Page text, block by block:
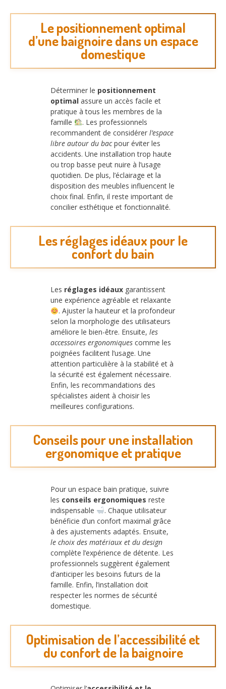
Le positionnement optimal
d’une baignoire dans un espace
domestique
Déterminer le positionnement
optimal assure un accès facile et
pratique à tous les membres de la
famille
. Les professionnels
recommandent de considérer l’espace
libre autour du bacpour éviter les
accidents. Une installation trop haute
ou trop basse peut nuire à l’usage
quotidien. De plus, l’éclairage et la
disposition des meubles influencent le
choix final. Enfin, il reste important de
concilier esthétique et fonctionnalité.
Les réglages idéaux pour le
confort du bain
Les réglages idéaux garantissent
une expérience agréable et relaxante
. Ajuster la hauteur et la profondeur
selon la morphologie des utilisateurs
améliore le bien-être. Ensuite, les
accessoires ergonomiques comme les
poignées facilitent l’usage. Une
attention particulière à la stabilité et à
la sécurité est également nécessaire.
Enfin, les recommandations des
spécialistes aident à choisir les
meilleures configurations.
Conseils pour une installation
ergonomique et pratique
Pour un espace bain pratique, suivre
les conseils ergonomiques reste
indispensable
. Chaque utilisateur
bénéficie d’un confort maximal grâce
à des ajustements adaptés. Ensuite,
le choix des matériaux et du design
complète l’expérience de détente. Les
professionnels suggèrent également
d’anticiper les besoins futurs de la
famille. Enfin, l’installation doit
respecter les normes de sécurité
domestique.
Optimisation de l’accessibilité et
du confort de la baignoire